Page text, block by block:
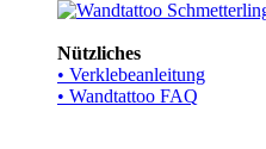
Nützliches
• Verklebeanleitung
• Wandtattoo FAQ